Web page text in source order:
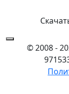
© 2008 -